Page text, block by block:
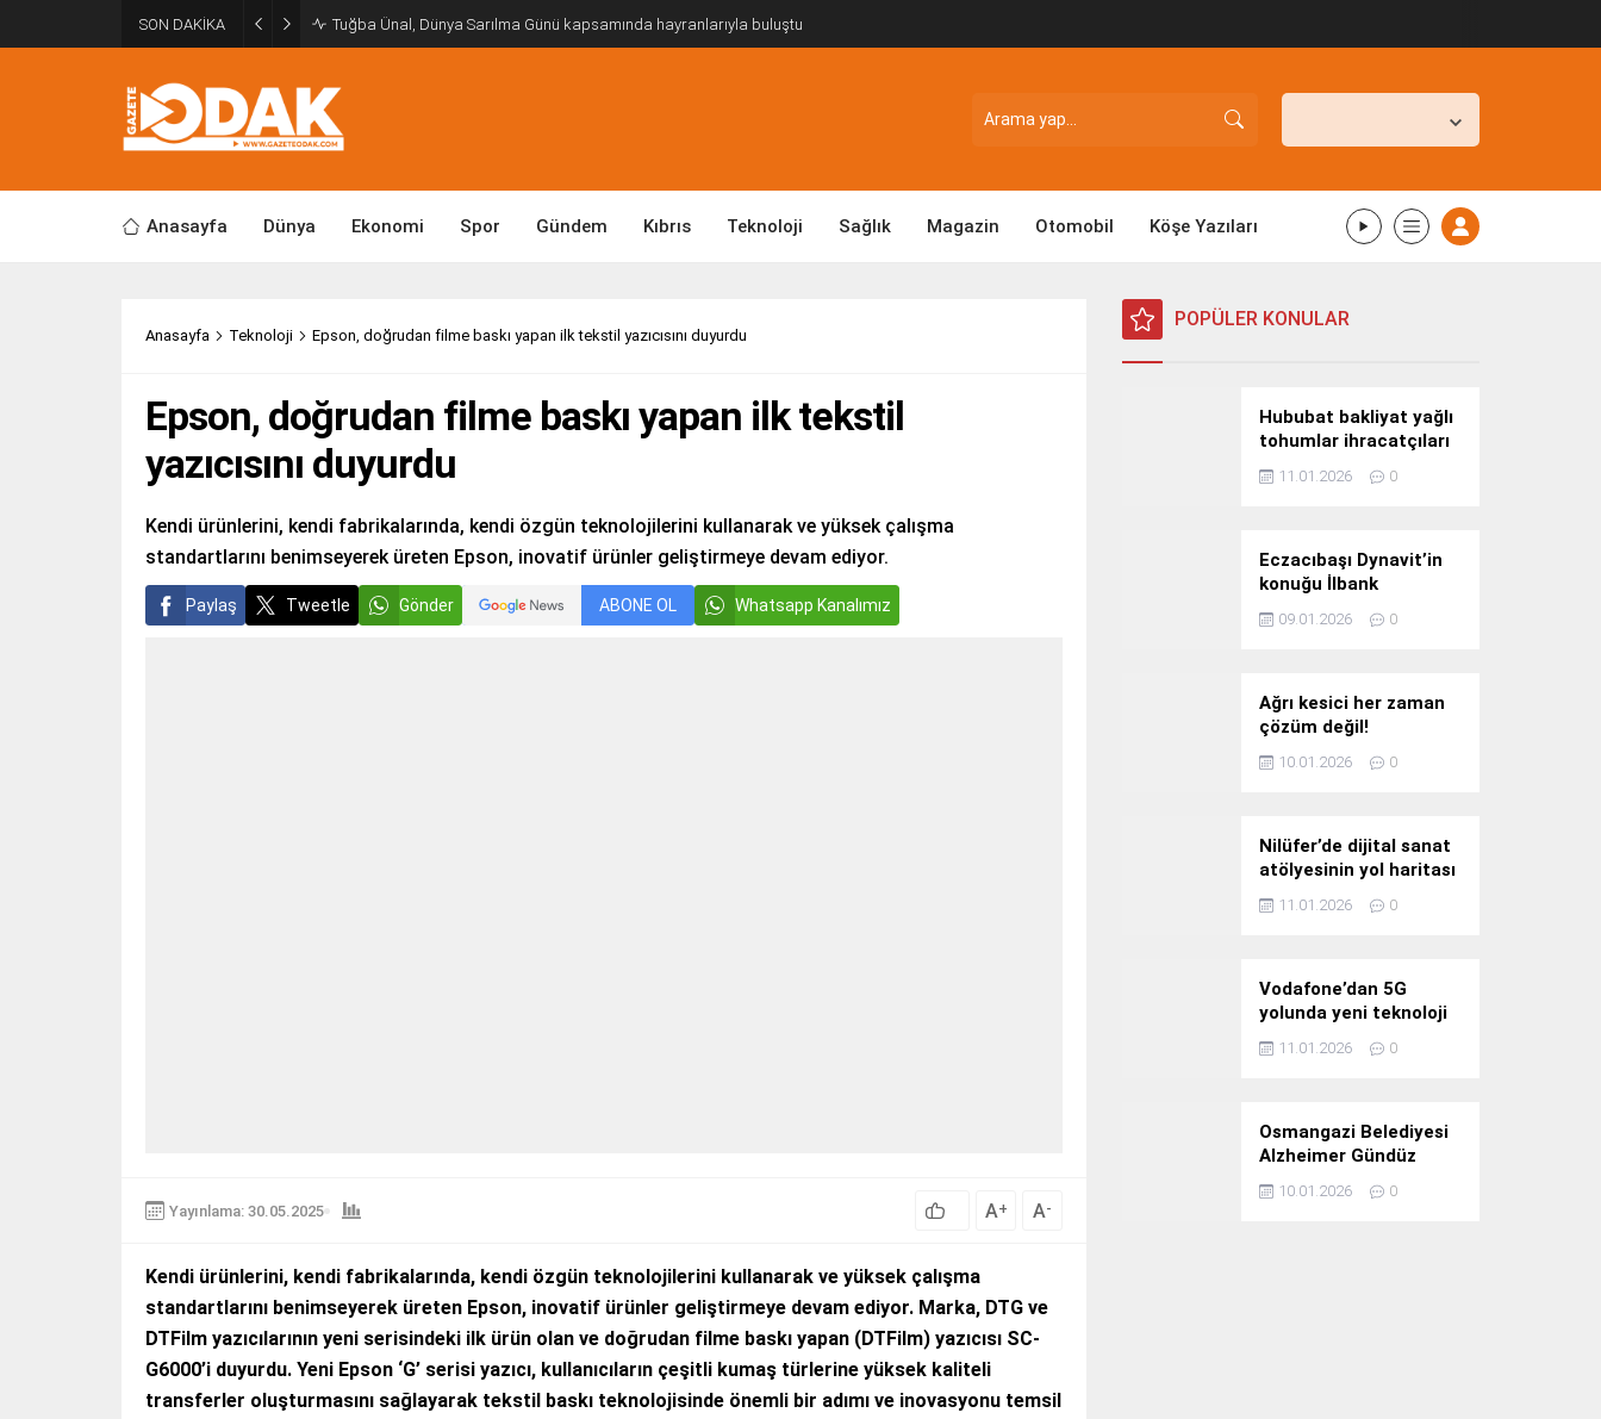
SON DAKİKA Tuğba Ünal, Dünya Sarılma Günü kapsamında hayranlarıyla buluştu
Anasayfa Dünya Ekonomi Spor Gündem Kıbrıs Teknoloji Sağlık Magazin Otomobil Köşe Yazıları
Anasayfa Teknoloji Epson, doğrudan filme baskı yapan ilk tekstil yazıcısını duyurdu
Epson, doğrudan filme baskı yapan ilk tekstil
yazıcısını duyurdu
Kendi ürünlerini, kendi fabrikalarında, kendi özgün teknolojilerini kullanarak ve yüksek çalışma
standartlarını benimseyerek üreten Epson, inovatif ürünler geliştirmeye devam ediyor.
Paylaş Tweetle Gönder ABONE OL Whatsapp Kanalımız
Yayınlama: 30.05.2025 A+ A-
Kendi ürünlerini, kendi fabrikalarında, kendi özgün teknolojilerini kullanarak ve yüksek çalışma
standartlarını benimseyerek üreten Epson, inovatif ürünler geliştirmeye devam ediyor. Marka, DTG ve
DTFilm yazıcılarının yeni serisindeki ilk ürün olan ve doğrudan filme baskı yapan (DTFilm) yazıcısı SC-
G6000’i duyurdu. Yeni Epson ‘G’ serisi yazıcı, kullanıcıların çeşitli kumaş türlerine yüksek kaliteli
transferler oluşturmasını sağlayarak tekstil baskı teknolojisinde önemli bir adımı ve inovasyonu temsil
POPÜLER KONULAR
Hububat bakliyat yağlı
tohumlar ihracatçıları
Güney Kore yolcusu
11.01.2026 0
Eczacıbaşı Dynavit’in
konuğu İlbank
09.01.2026 0
Ağrı kesici her zaman
çözüm değil!
10.01.2026 0
Nilüfer’de dijital sanat
atölyesinin yol haritası
konuşuldu
11.01.2026 0
Vodafone’dan 5G
yolunda yeni teknoloji
yatırımı
11.01.2026 0
Osmangazi Belediyesi
Alzheimer Gündüz
Bakım Evi 3. Yılını
Kutladı
10.01.2026 0